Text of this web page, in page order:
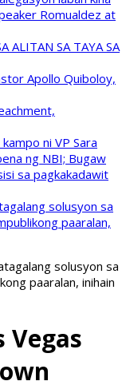
Romualdez at
ALITAN SA TAYA SA
Apollo Quiboloy,
ni VP Sara
ng NBI; Bugaw
sa pagkakadawit
solusyon sa
paaralan,
solusyon sa
paaralan, inihain
Vegas